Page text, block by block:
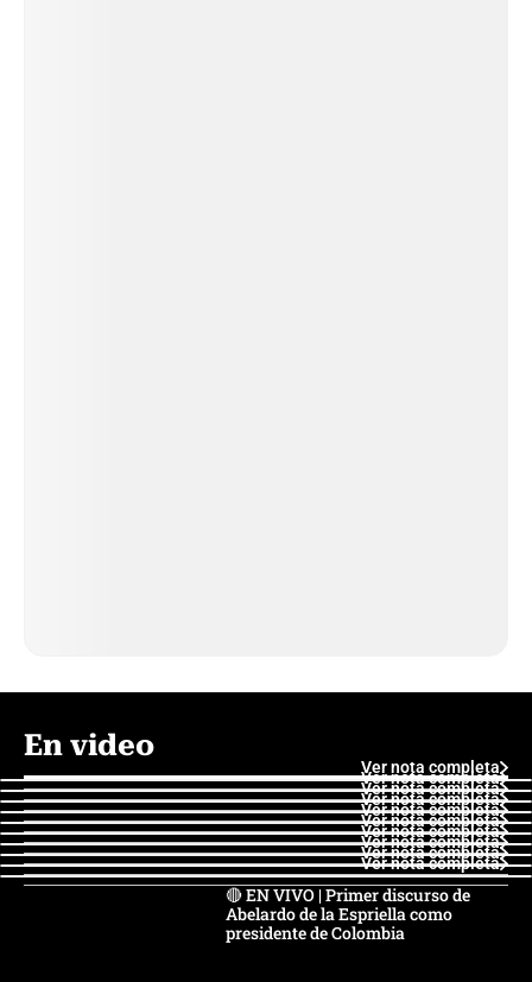
En video
Ver nota completa
Ver nota completa
Ver nota completa
Ver nota completa
Ver nota completa
Ver nota completa
Ver nota completa
Ver nota completa
Ver nota completa
Ver nota completa
🔴 EN VIVO | Primer discurso de
Abelardo de la Espriella como
presidente de Colombia